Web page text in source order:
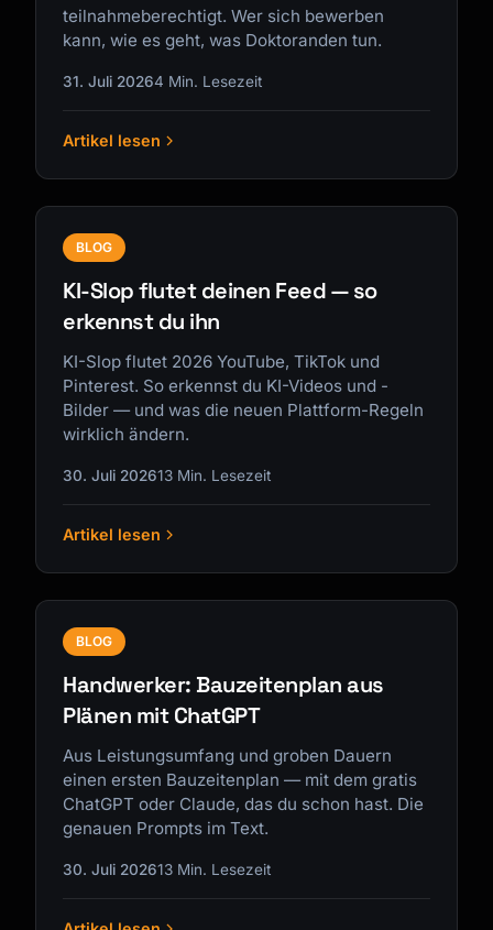
teilnahmeberechtigt. Wer sich bewerben
kann, wie es geht, was Doktoranden tun.
31. Juli 20264 Min. Lesezeit
Artikel lesen
BLOG
KI-Slop flutet deinen Feed — so
erkennst du ihn
KI-Slop flutet 2026 YouTube, TikTok und
Pinterest. So erkennst du KI-Videos und -
Bilder — und was die neuen Plattform-Regeln
wirklich ändern.
30. Juli 202613 Min. Lesezeit
Artikel lesen
BLOG
Handwerker: Bauzeitenplan aus
Plänen mit ChatGPT
Aus Leistungsumfang und groben Dauern
einen ersten Bauzeitenplan — mit dem gratis
ChatGPT oder Claude, das du schon hast. Die
genauen Prompts im Text.
30. Juli 202613 Min. Lesezeit